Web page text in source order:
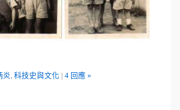
炎, 科技史與文化 4 回應 »